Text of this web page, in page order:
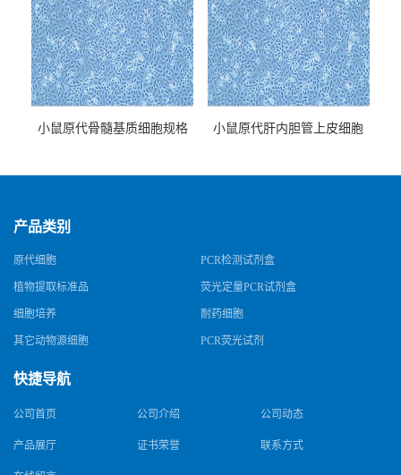
小鼠原代骨髓基质细胞规格
小鼠原代肝内胆管上皮细胞
产品类别
原代细胞 PCR检测试剂盒
植物提取标准品 荧光定量PCR试剂盒
细胞培养 耐药细胞
其它动物源细胞 PCR荧光试剂
快捷导航
公司首页 公司介绍 公司动态
产品展厅 证书荣誉 联系方式